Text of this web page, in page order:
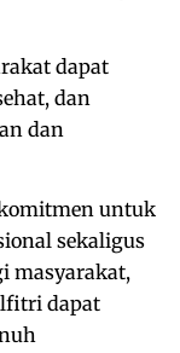
dapat
dan
dan
untuk
sekaligus
masyarakat,
dapat